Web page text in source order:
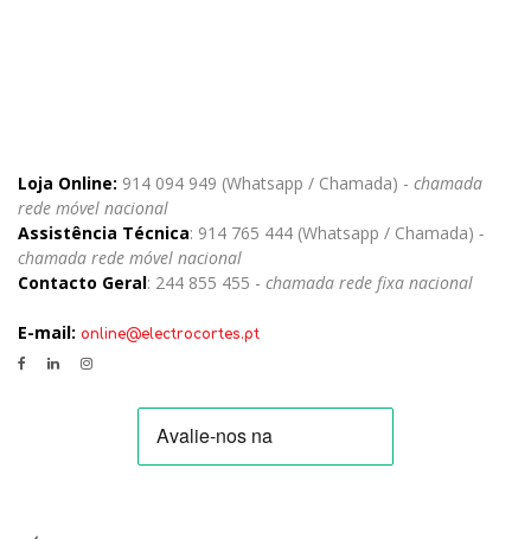
Loja Online: 914 094 949 (Whatsapp / Chamada) - chamada
rede móvel nacional
Assistência Técnica: 914 765 444 (Whatsapp / Chamada) -
chamada rede móvel nacional
Contacto Geral: 244 855 455 - chamada rede fixa nacional
E-mail: online@electrocortes.pt